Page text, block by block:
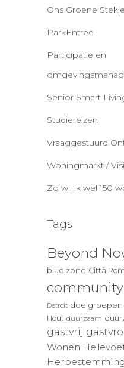
Ons Groene Stekje
ParkEntree
Participatie en
Senior Smart
Studiereizen
Vraaggestuurd
Woningmarkt /
Zo wil ik wel 150
Tags
Beyond
blue zone Città
community
Detroit doelgroepen
Hout duurzaam
gastvrij
Wonen
Herbestemming